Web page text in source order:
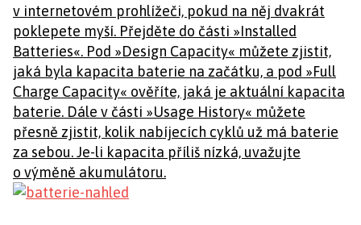
v internetovém prohlížeči, pokud na něj dvakrát
poklepete myší. Přejděte do části »Installed
Batteries«. Pod »Design Capacity« můžete zjistit,
jaká byla kapacita baterie na začátku, a pod »Full
Charge Capacity« ověříte, jaká je aktuální kapacita
baterie. Dále v části »Usage History« můžete
přesně zjistit, kolik nabíjecích cyklů už má baterie
za sebou. Je-li kapacita příliš nízká, uvažujte
o výměně akumulátoru.